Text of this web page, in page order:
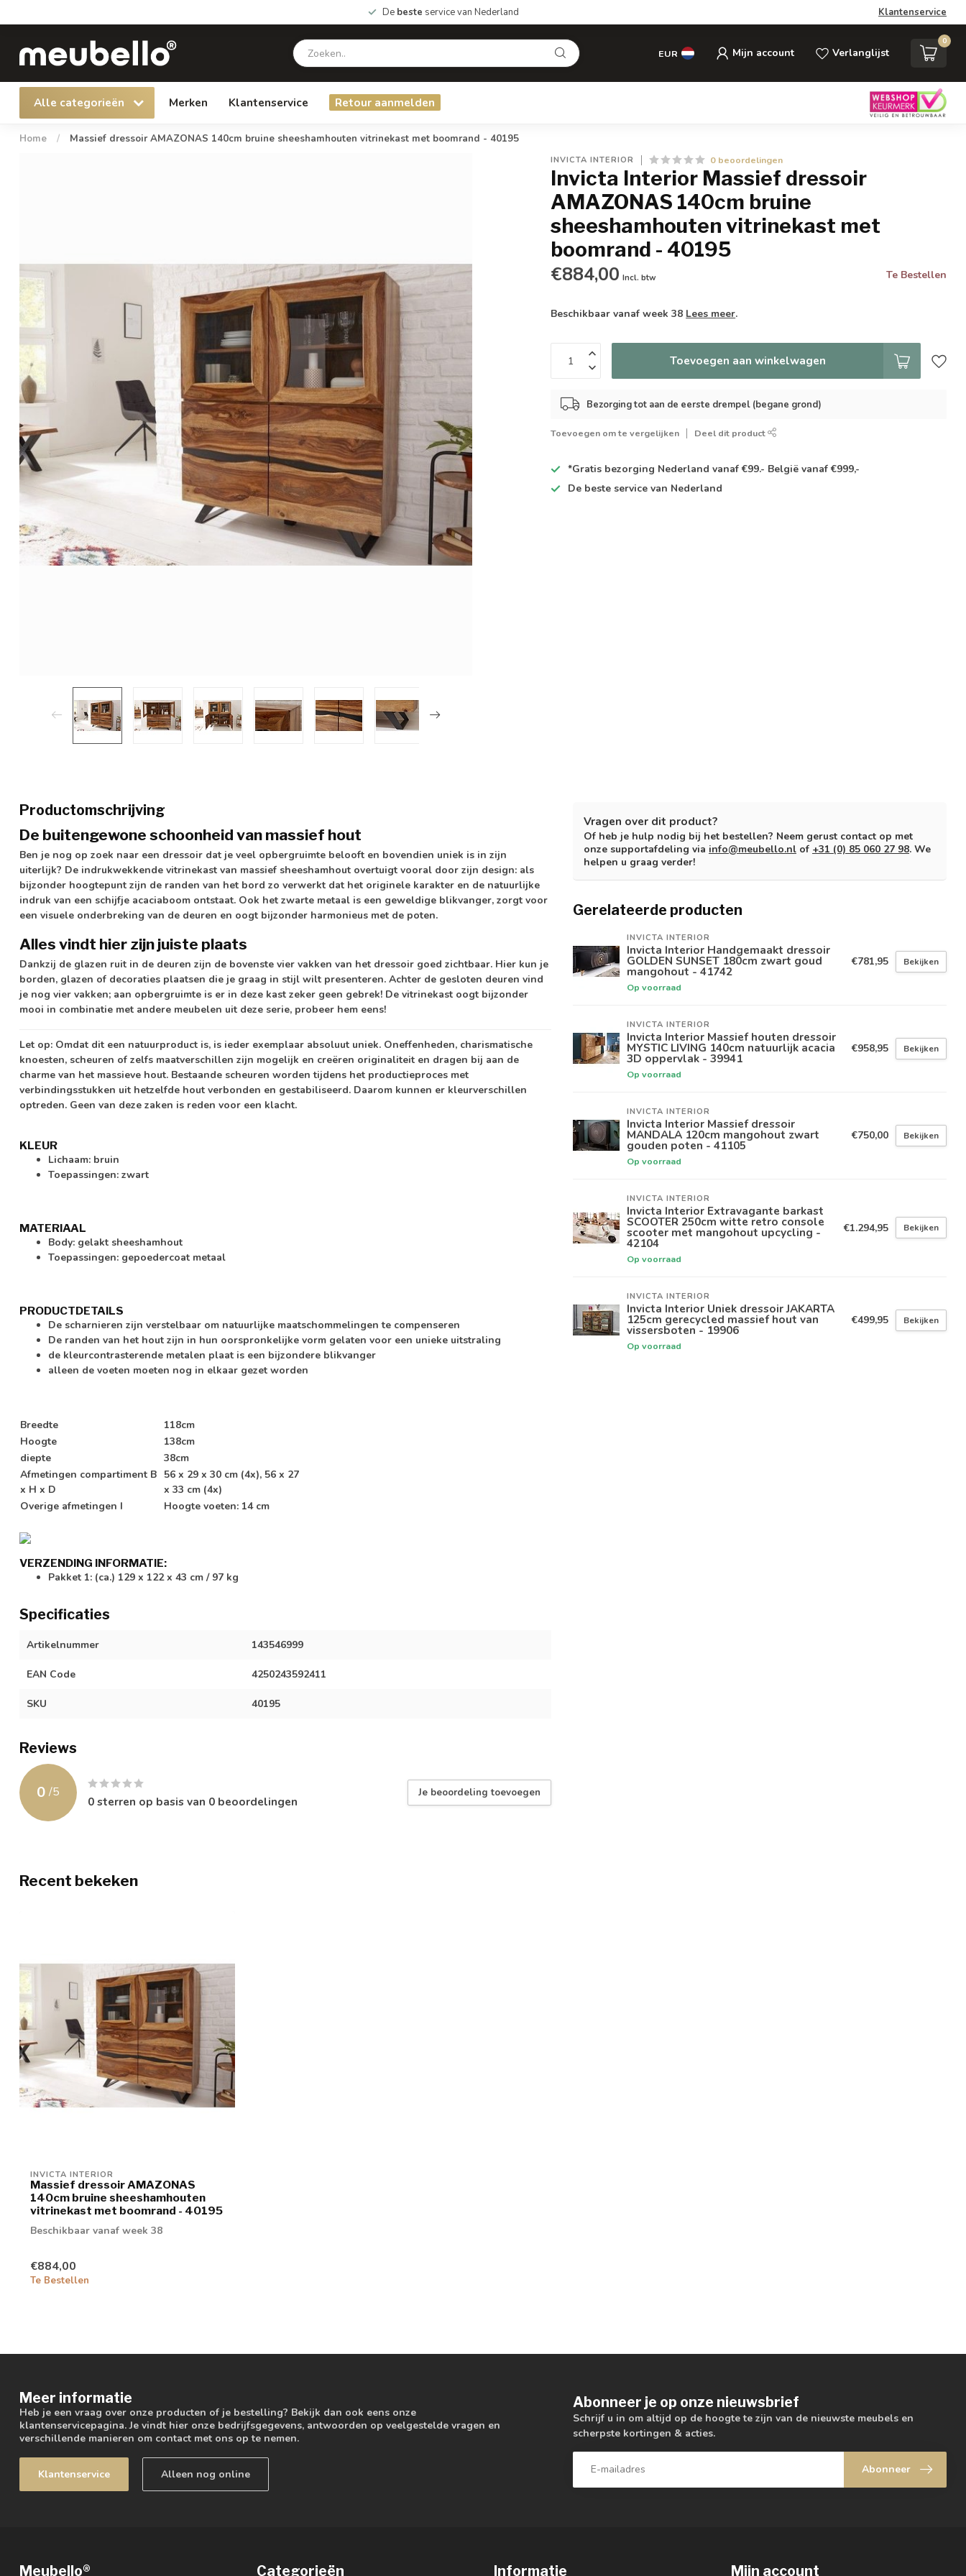
De beste service van Nederland Klantenservice
EUR Mijn account Verlanglijst
0
Alle categorieën Merken Klantenservice Retour aanmelden
Home / Massief dressoir AMAZONAS 140cm bruine sheeshamhouten vitrinekast met boomrand - 40195
INVICTA INTERIOR 0 beoordelingen
Invicta Interior Massief dressoir
AMAZONAS 140cm bruine
sheeshamhouten vitrinekast met
boomrand - 40195
€884,00 Incl. btw Te Bestellen
Beschikbaar vanaf week 38 Lees meer.
Toevoegen aan winkelwagen
Bezorging tot aan de eerste drempel (begane grond)
Toevoegen om te vergelijken Deel dit product
*Gratis bezorging Nederland vanaf €99.- België vanaf €999,-
De beste service van Nederland
Productomschrijving
De buitengewone schoonheid van massief hout
Ben je nog op zoek naar een dressoir dat je veel opbergruimte belooft en bovendien uniek is in zijn
uiterlijk? De indrukwekkende vitrinekast van massief sheeshamhout overtuigt vooral door zijn design: als
bijzonder hoogtepunt zijn de randen van het bord zo verwerkt dat het originele karakter en de natuurlijke
indruk van een schijfje acaciaboom ontstaat. Ook het zwarte metaal is een geweldige blikvanger, zorgt voor
een visuele onderbreking van de deuren en oogt bijzonder harmonieus met de poten.
Alles vindt hier zijn juiste plaats
Dankzij de glazen ruit in de deuren zijn de bovenste vier vakken van het dressoir goed zichtbaar. Hier kun je
borden, glazen of decoraties plaatsen die je graag in stijl wilt presenteren. Achter de gesloten deuren vind
je nog vier vakken; aan opbergruimte is er in deze kast zeker geen gebrek! De vitrinekast oogt bijzonder
mooi in combinatie met andere meubelen uit deze serie, probeer hem eens!
Let op: Omdat dit een natuurproduct is, is ieder exemplaar absoluut uniek. Oneffenheden, charismatische
knoesten, scheuren of zelfs maatverschillen zijn mogelijk en creëren originaliteit en dragen bij aan de
charme van het massieve hout. Bestaande scheuren worden tijdens het productieproces met
verbindingsstukken uit hetzelfde hout verbonden en gestabiliseerd. Daarom kunnen er kleurverschillen
optreden. Geen van deze zaken is reden voor een klacht.
KLEUR
Lichaam: bruin
Toepassingen: zwart
MATERIAAL
Body: gelakt sheeshamhout
Toepassingen: gepoedercoat metaal
PRODUCTDETAILS
De scharnieren zijn verstelbaar om natuurlijke maatschommelingen te compenseren
De randen van het hout zijn in hun oorspronkelijke vorm gelaten voor een unieke uitstraling
de kleurcontrasterende metalen plaat is een bijzondere blikvanger
alleen de voeten moeten nog in elkaar gezet worden
Breedte
118cm
Hoogte
138cm
diepte
38cm
Afmetingen compartiment B
x H x D
56 x 29 x 30 cm (4x), 56 x 27
x 33 cm (4x)
Overige afmetingen I
Hoogte voeten: 14 cm
VERZENDING INFORMATIE:
Pakket 1: (ca.) 129 x 122 x 43 cm / 97 kg
Specificaties
Artikelnummer 143546999
EAN Code 4250243592411
SKU 40195
Reviews
0 /5
0sterren op basis van 0 beoordelingen
Je beoordeling toevoegen
Vragen over dit product?
Of heb je hulp nodig bij het bestellen? Neem gerust contact op met
onze supportafdeling via info@meubello.nl of +31 (0) 85 060 27 98. We
helpen u graag verder!
Gerelateerde producten
INVICTA INTERIOR
Invicta Interior Handgemaakt dressoir
GOLDEN SUNSET 180cm zwart goud
mangohout - 41742
Op voorraad
€781,95 Bekijken
INVICTA INTERIOR
Invicta Interior Massief houten dressoir
MYSTIC LIVING 140cm natuurlijk acacia
3D oppervlak - 39941
Op voorraad
€958,95 Bekijken
INVICTA INTERIOR
Invicta Interior Massief dressoir
MANDALA 120cm mangohout zwart
gouden poten - 41105
Op voorraad
€750,00 Bekijken
INVICTA INTERIOR
Invicta Interior Extravagante barkast
SCOOTER 250cm witte retro console
scooter met mangohout upcycling -
42104
Op voorraad
€1.294,95 Bekijken
INVICTA INTERIOR
Invicta Interior Uniek dressoir JAKARTA
125cm gerecycled massief hout van
vissersboten - 19906
Op voorraad
€499,95 Bekijken
Recent bekeken
INVICTA INTERIOR
Massief dressoir AMAZONAS
140cm bruine sheeshamhouten
vitrinekast met boomrand - 40195
Beschikbaar vanaf week 38
€884,00
Te Bestellen
Meer informatie
Heb je een vraag over onze producten of je bestelling? Bekijk dan ook eens onze
klantenservicepagina. Je vindt hier onze bedrijfsgegevens, antwoorden op veelgestelde vragen en
verschillende manieren om contact met ons op te nemen.
Klantenservice Alleen nog online
Abonneer je op onze nieuwsbrief
Schrijf u in om altijd op de hoogte te zijn van de nieuwste meubels en
scherpste kortingen & acties.
Abonneer
Meubello® Categorieën Informatie Mijn account